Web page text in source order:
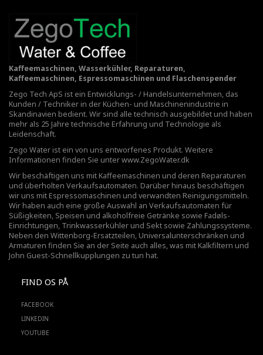
Kaffeemaschinen, Wasserkühler, Reparaturen,
Kaffeemaschinen, Espressomaschinen und Flaschenspender
Zego Tech ApS ist ein Entwicklungs- / Handelsunternehmen, das
Kunden / Techniker in der Küchen- und Maschinenindustrie in
Skandinavien bedient. Wir sind alle technisch ausgebildet und haben
mehr als 25 Jahre technische Erfahrung und Technologie als
Leidenschaft.
Zego Water ist ein von uns entworfenes Produkt. Weitere
Informationen finden Sie unterwww.ZegoWater.dk
Wir beschäftigen uns mit Kaffeemaschinen und deren Reparaturen
und überholten Verkaufsautomaten. Darüber hinaus beschäftigen
wir uns mit Espressomaschinen und verwandten Reinigungsmitteln.
Wir haben auch eine große Auswahl an Verkaufsautomaten für
Süßigkeiten, Speisen und alkoholfreie Getränke sowie Fadøls-
Einrichtungen, Trinkwasserkühler und Sekt sowie Zahlungssysteme.
Neben den Wittenborg-Ersatzteilen, Universalunterschränken und
Armaturen finden Sie an der Seite auch alles, was mit Kalkfiltern und
John Guest-Schnellkupplungen zu tun hat.
FIND OS PÅ
FACEBOOK
LINKEDIN
YOUTUBE